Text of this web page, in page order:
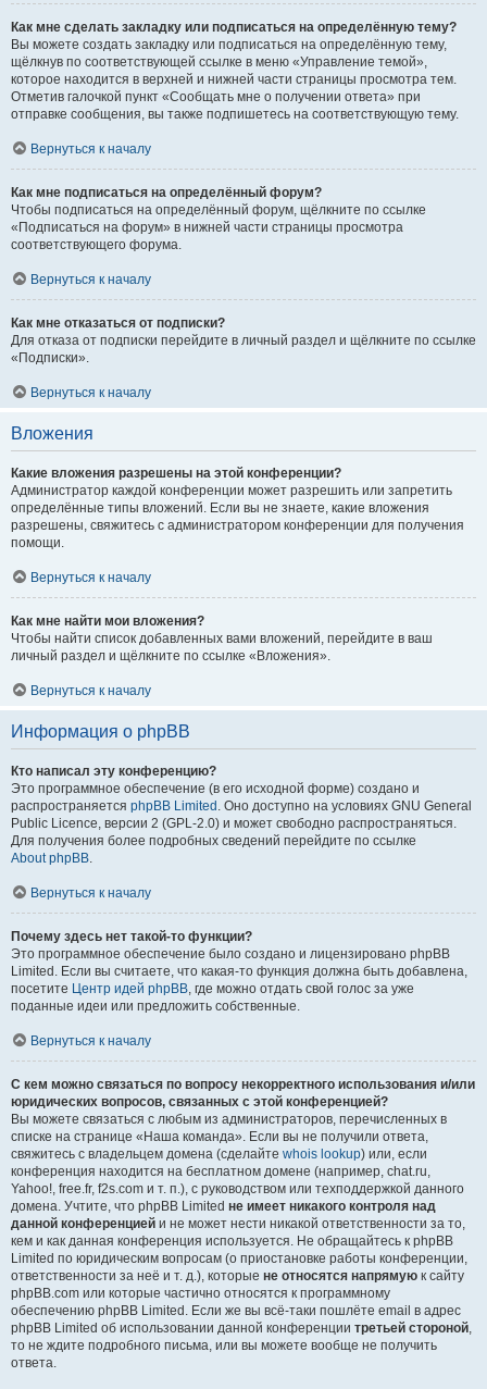
Как мне сделать закладку или подписаться на определённую тему?
Вы можете создать закладку или подписаться на определённую тему,
щёлкнув по соответствующей ссылке в меню «Управление темой»,
которое находится в верхней и нижней части страницы просмотра тем.
Отметив галочкой пункт «Сообщать мне о получении ответа» при
отправке сообщения, вы также подпишетесь на соответствующую тему.
Вернуться к началу
Как мне подписаться на определённый форум?
Чтобы подписаться на определённый форум, щёлкните по ссылке
«Подписаться на форум» в нижней части страницы просмотра
соответствующего форума.
Вернуться к началу
Как мне отказаться от подписки?
Для отказа от подписки перейдите в личный раздел и щёлкните по ссылке
«Подписки».
Вернуться к началу
Вложения
Какие вложения разрешены на этой конференции?
Администратор каждой конференции может разрешить или запретить
определённые типы вложений. Если вы не знаете, какие вложения
разрешены, свяжитесь с администратором конференции для получения
помощи.
Вернуться к началу
Как мне найти мои вложения?
Чтобы найти список добавленных вами вложений, перейдите в ваш
личный раздел и щёлкните по ссылке «Вложения».
Вернуться к началу
Информация о phpBB
Кто написал эту конференцию?
Это программное обеспечение (в его исходной форме) создано и
распространяется phpBB Limited . Оно доступно на условиях GNU General
Public Licence, версии 2 (GPL-2.0) и может свободно распространяться.
Для получения более подробных сведений перейдите по ссылке
About phpBB.
Вернуться к началу
Почему здесь нет такой-то функции?
Это программное обеспечение было создано и лицензировано phpBB
Limited. Если вы считаете, что какая-то функция должна быть добавлена,
посетите Центр идей phpBB, где можно отдать свой голос за уже
поданные идеи или предложить собственные.
Вернуться к началу
С кем можно связаться по вопросу некорректного использования и/или
юридических вопросов, связанных с этой конференцией?
Вы можете связаться с любым из администраторов, перечисленных в
списке на странице «Наша команда». Если вы не получили ответа,
свяжитесь с владельцем домена (сделайте whois lookup) или, если
конференция находится на бесплатном домене (например, chat.ru,
Yahoo!, free.fr, f2s.com и т. п.), с руководством или техподдержкой данного
домена. Учтите, что phpBB Limited не имеет никакого контроля над
данной конференцией и не может нести никакой ответственности за то,
кем и как данная конференция используется. Не обращайтесь к phpBB
Limited по юридическим вопросам (о приостановке работы конференции,
ответственности за неё и т. д.), которые не относятся напрямую к сайту
phpBB.com или которые частично относятся к программному
обеспечению phpBB Limited. Если же вы всё-таки пошлёте email в адрес
phpBB Limited об использовании данной конференции третьей стороной,
то не ждите подробного письма, или вы можете вообще не получить
ответа.